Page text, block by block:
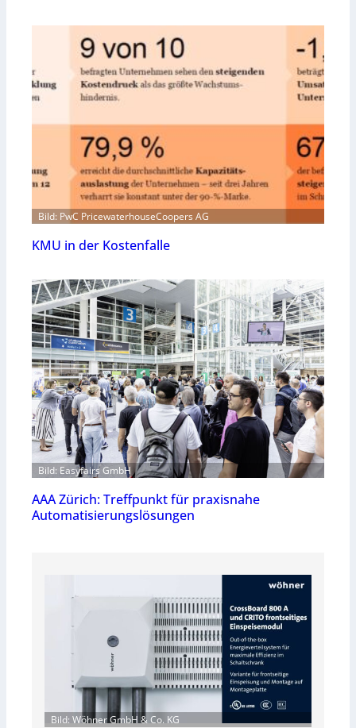
Bild: PwC PricewaterhouseCoopers AG
KMU in der Kostenfalle
Bild: Easyfairs GmbH
AAA Zürich: Treffpunkt für praxisnahe
Automatisierungslösungen
Bild: Wöhner GmbH & Co. KG